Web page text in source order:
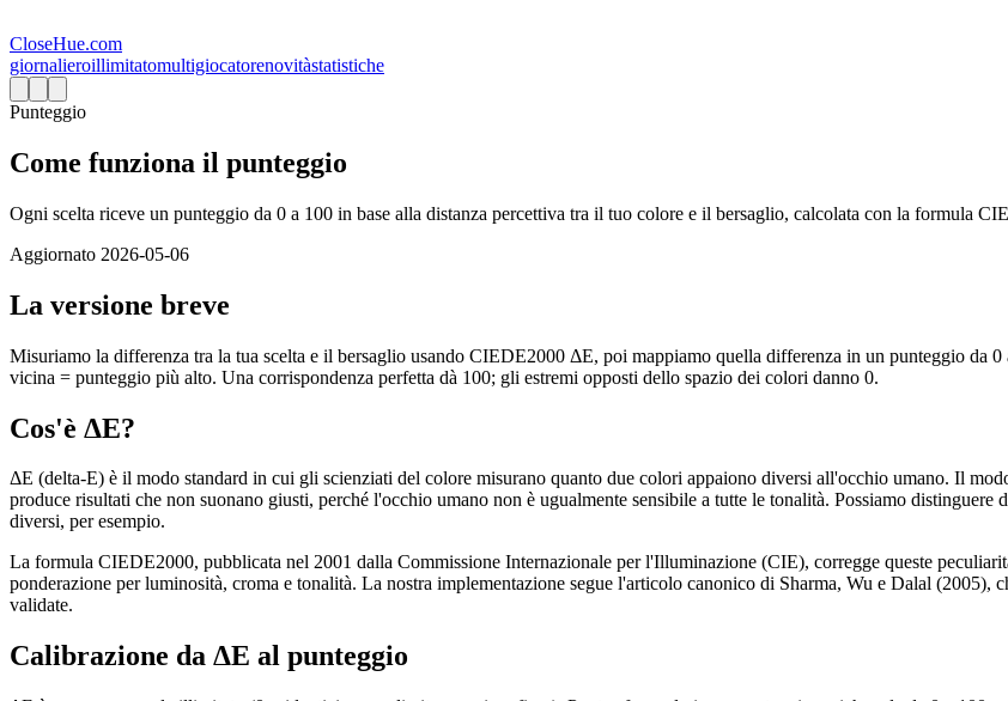
CloseHue.com
giornalieroillimitatomultigiocatorenovitàstatistiche
Punteggio
Come funziona il punteggio
Ogni scelta riceve un punteggio da 0 a 100 in base alla distanza percettiva tra il tuo colore e il bersaglio, calcolata con la formula
Aggiornato 2026-05-06
La versione breve
Misuriamo la differenza tra la tua scelta e il bersaglio usando CIEDE2000 ΔE, poi mappiamo quella differenza in un punteggio da
vicina = punteggio più alto. Una corrispondenza perfetta dà 100; gli estremi opposti dello spazio dei colori danno 0.
Cos'è ΔE?
ΔE (delta-E) è il modo standard in cui gli scienziati del colore misurano quanto due colori appaiono diversi all'occhio umano. Il
produce risultati che non suonano giusti, perché l'occhio umano non è ugualmente sensibile a tutte le tonalità. Possiamo
diversi, per esempio.
La formula CIEDE2000, pubblicata nel 2001 dalla Commissione Internazionale per l'Illuminazione (CIE), corregge queste
ponderazione per luminosità, croma e tonalità. La nostra implementazione segue l'articolo canonico di Sharma, Wu e Dalal
validate.
Calibrazione da ΔE al punteggio